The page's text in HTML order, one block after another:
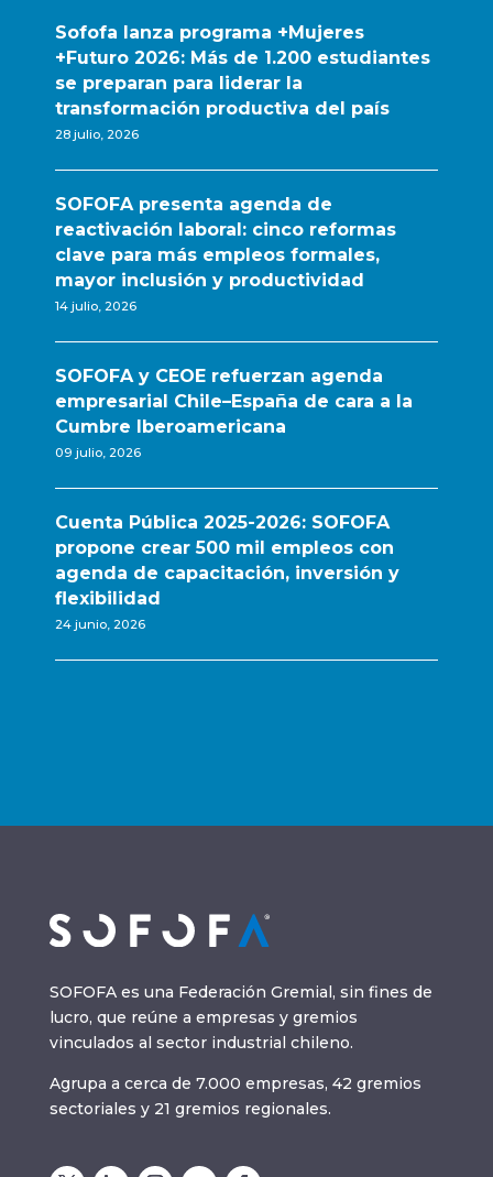
Sofofa lanza programa +Mujeres
+Futuro 2026: Más de 1.200 estudiantes
se preparan para liderar la
transformación productiva del país
28 julio, 2026
SOFOFA presenta agenda de
reactivación laboral: cinco reformas
clave para más empleos formales,
mayor inclusión y productividad
14 julio, 2026
SOFOFA y CEOE refuerzan agenda
empresarial Chile–España de cara a la
Cumbre Iberoamericana
09 julio, 2026
Cuenta Pública 2025-2026: SOFOFA
propone crear 500 mil empleos con
agenda de capacitación, inversión y
flexibilidad
24 junio, 2026
SOFOFA es una Federación Gremial, sin fines de
lucro, que reúne a empresas y gremios
vinculados al sector industrial chileno.
Agrupa a cerca de 7.000 empresas, 42 gremios
sectoriales y 21 gremios regionales.